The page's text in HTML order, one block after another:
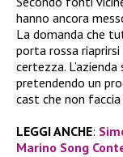
hanno ancora
La domanda che
porta rossa
certezza.
pretendendo un
cast che non
LEGGI ANCHE:
Marino Song